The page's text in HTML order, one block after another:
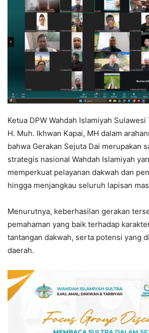
Ketua DPW Wahdah Islamiyah Sulawesi
H. Muh. Ikhwan Kapai, MH dalam
bahwa Gerakan Sejuta Dai merupakan
strategis nasional Wahdah Islamiyah
memperkuat pelayanan dakwah dan
hingga menjangkau seluruh lapisan
Menurutnya, keberhasilan gerakan
pemahaman yang baik terhadap
tantangan dakwah, serta potensi yang
daerah.